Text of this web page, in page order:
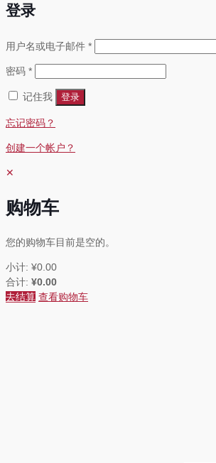
登录
用户名或电子邮件 *必
密码 *必
记住我
登录
忘记密码？
创建一个帐户？
✕
购物车
您的购物车目前是空的。
小计: ¥0.00
合计: ¥0.00
去结算 查看购物车